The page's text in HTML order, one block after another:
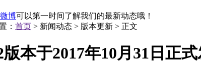
博可以第一时间了解我们的最新动态哦！
： 首页 > 新闻动态 > 版本更新 > 正文
本于2017年10月31日正